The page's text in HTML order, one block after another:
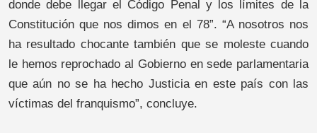
donde debe llegar el Código Penal y los límites de la
Constitución que nos dimos en el 78”. “A nosotros nos
ha resultado chocante también que se moleste cuando
le hemos reprochado al Gobierno en sede parlamentaria
que aún no se ha hecho Justicia en este país con las
víctimas del franquismo”, concluye.